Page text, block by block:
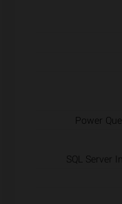
Power
SQL Server